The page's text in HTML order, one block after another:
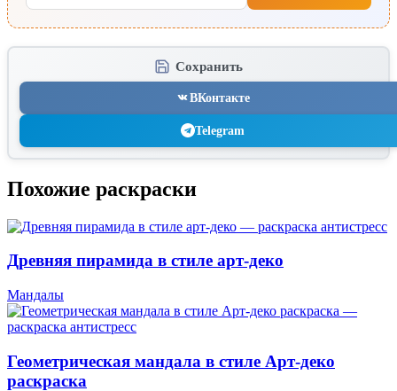
Сохранить
ВКонтакте
Telegram
Похожие раскраски
Древняя пирамида в стиле арт-деко
Мандалы
Геометрическая мандала в стиле Арт-деко
раскраска